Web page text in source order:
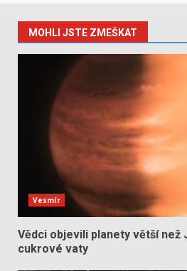
MOHLI JSTE ZMEŠKAT
Vesmír
Vědci objevili planety větší
cukrové vaty